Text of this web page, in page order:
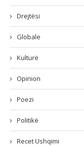
Drejtësi
Globale
Kulturë
Opinion
Poezi
Politikë
Recet Ushqimi